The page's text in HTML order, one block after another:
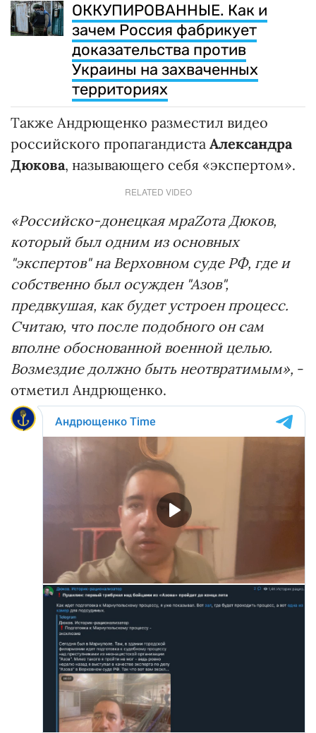
ОККУПИРОВАННЫЕ. Как и
зачем Россия фабрикует
доказательства против
Украины на захваченных
территориях
Также Андрющенко разместил видео
российского пропагандиста Александра
Дюкова, называющего себя «экспертом».
RELATED VIDEO
«Российско-донецкая мраZота Дюков,
который был одним из основных
"экспертов" на Верховном суде РФ, где и
собственно был осужден "Азов",
предвкушая, как будет устроен процесс.
Считаю, что после подобного он сам
вполне обоснованной военной целью.
Возмездие должно быть неотвратимым», -
отметил Андрющенко.